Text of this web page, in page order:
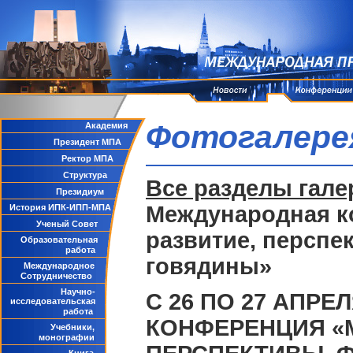
Академия
Президент МПА
Ректор МПА
Структура
Президиум
История ИПК-ИПП-МПА
Ученый Совет
Образовательная
работа
Международное
Сотрудничество
Научно-
исследовательская
работа
Учебники,
монографии
Все разделы
Международная
развитие,
говядины»
С 26 ПО 27
КОНФЕРЕНЦИЯ